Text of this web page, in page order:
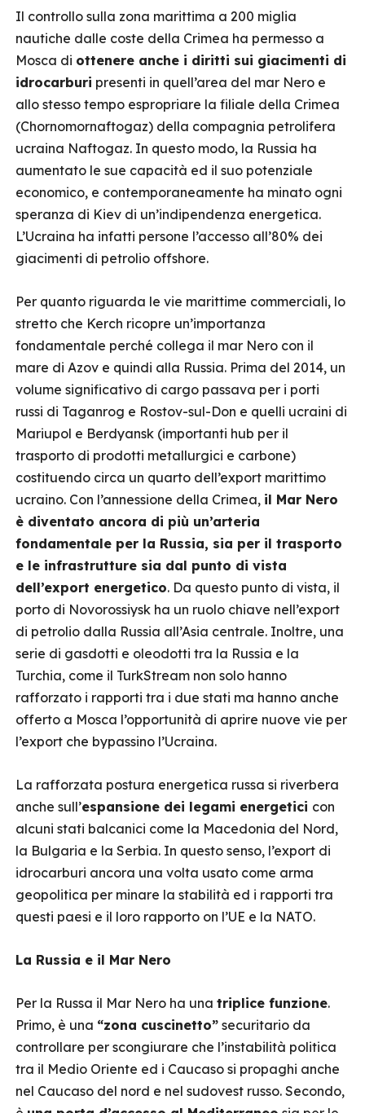
Il controllo sulla zona marittima a 200 miglia
nautiche dalle coste della Crimea ha permesso a
Mosca di ottenere anche i diritti sui giacimenti di
idrocarburi presenti in quell’area del mar Nero e
allo stesso tempo espropriare la filiale della Crimea
(Chornomornaftogaz) della compagnia petrolifera
ucraina Naftogaz. In questo modo, la Russia ha
aumentato le sue capacità ed il suo potenziale
economico, e contemporaneamente ha minato ogni
speranza di Kiev di un’indipendenza energetica.
L’Ucraina ha infatti persone l’accesso all’80% dei
giacimenti di petrolio offshore.
Per quanto riguarda le vie marittime commerciali, lo
stretto che Kerch ricopre un’importanza
fondamentale perché collega il mar Nero con il
mare di Azov e quindi alla Russia. Prima del 2014, un
volume significativo di cargo passava per i porti
russi di Taganrog e Rostov-sul-Don e quelli ucraini di
Mariupol e Berdyansk (importanti hub per il
trasporto di prodotti metallurgici e carbone)
costituendo circa un quarto dell’export marittimo
ucraino. Con l’annessione della Crimea, il Mar Nero
è diventato ancora di più un’arteria
fondamentale per la Russia, sia per il trasporto
e le infrastrutture sia dal punto di vista
dell’export energetico. Da questo punto di vista, il
porto di Novorossiysk ha un ruolo chiave nell’export
di petrolio dalla Russia all’Asia centrale. Inoltre, una
serie di gasdotti e oleodotti tra la Russia e la
Turchia, come il TurkStream non solo hanno
rafforzato i rapporti tra i due stati ma hanno anche
offerto a Mosca l’opportunità di aprire nuove vie per
l’export che bypassino l’Ucraina.
La rafforzata postura energetica russa si riverbera
anche sull’espansione dei legami energetici con
alcuni stati balcanici come la Macedonia del Nord,
la Bulgaria e la Serbia. In questo senso, l’export di
idrocarburi ancora una volta usato come arma
geopolitica per minare la stabilità ed i rapporti tra
questi paesi e il loro rapporto on l’UE e la NATO.
La Russia e il Mar Nero
Per la Russa il Mar Nero ha una triplice funzione.
Primo, è una “zona cuscinetto” securitario da
controllare per scongiurare che l’instabilità politica
tra il Medio Oriente ed i Caucaso si propaghi anche
nel Caucaso del nord e nel sudovest russo. Secondo,